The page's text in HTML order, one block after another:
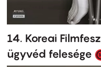
14. Koreai
ügyvéd felesége